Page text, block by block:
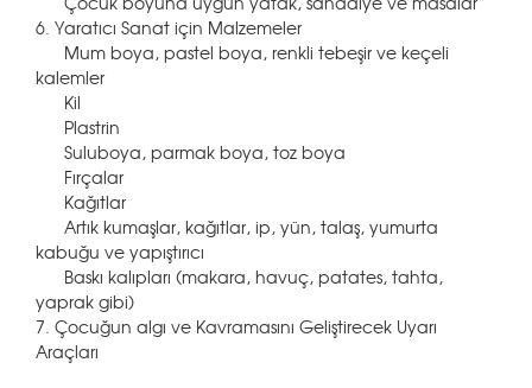
6. Yaratıcı Sanat için Malzemeler
Mum boya, pastel boya, renkli tebeşir ve keçeli
kalemler
Kil
Plastrin
Suluboya, parmak boya, toz boya
Fırçalar
Kağıtlar
Artık kumaşlar, kağıtlar, ip, yün, talaş, yumurta
kabuğu ve yapıştırıcı
Baskı kalıpları (makara, havuç, patates, tahta,
yaprak gibi)
7. Çocuğun algı ve Kavramasını Geliştirecek Uyarı
Araçları